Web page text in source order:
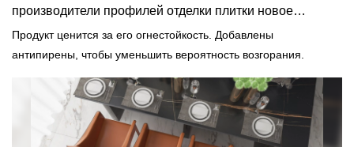
производители профилей отделки плитки новое
поступление
Продукт ценится за его огнестойкость. Добавлены
антипирены, чтобы уменьшить вероятность возгорания.